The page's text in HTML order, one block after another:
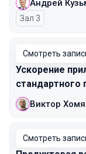
Андрей
Зал 3
Смотреть
Ускорение
стандартного
Виктор
Смотреть